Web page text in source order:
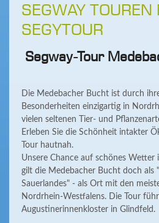
SEGWAY TOUREN
SEGYTOUR
Segway-Tour
Die Medebacher Bucht ist durch
Besonderheiten einzigartig in
vielen seltenen Tier- und
Erleben Sie die Schönheit intakter
Tour hautnah.
Unsere Chance auf schönes Wetter
gilt die Medebacher Bucht doch als
Sauerlandes" - als Ort mit den
Nordrhein-Westfalens. Die Tour
Augustinerinnenkloster in Glindfeld.